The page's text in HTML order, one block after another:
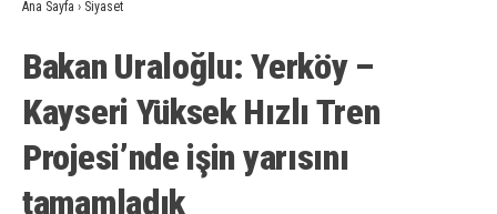
Ana Sayfa › Siyaset
Bakan Uraloğlu: Yerköy –
Kayseri Yüksek Hızlı Tren
Projesi’nde işin yarısını
tamamladık